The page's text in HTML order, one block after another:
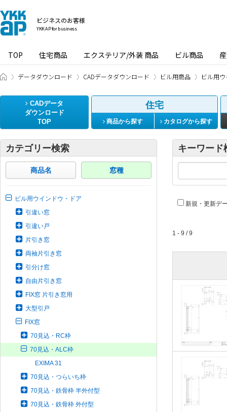
ビジネスのお客様
YKK AP for business
TOP 住宅商品 エクステリア/外装 商品 ビル商品
ビジネスのお客様 HOME
データダウンロード CADデータダウンロード ビル用商品 ビル用
CADデータ
ダウンロード
TOP
住宅
商品から探す カタログから探す
カテゴリー検索
商品名 窓種
ビル用ウインドウ・ドア
引違い窓
引違い戸
片引き窓
両袖片引き窓
引分け窓
自由片引き窓
FIX窓 片引き窓用
大型引戸
FIX窓
70見込・RC枠
70見込・ALC枠
EXIMA 31
70見込・つらいち枠
70見込・鉄骨枠 半外付型
70見込・鉄骨枠 外付型
キーワード
新規・更新デ
1 - 9 / 9